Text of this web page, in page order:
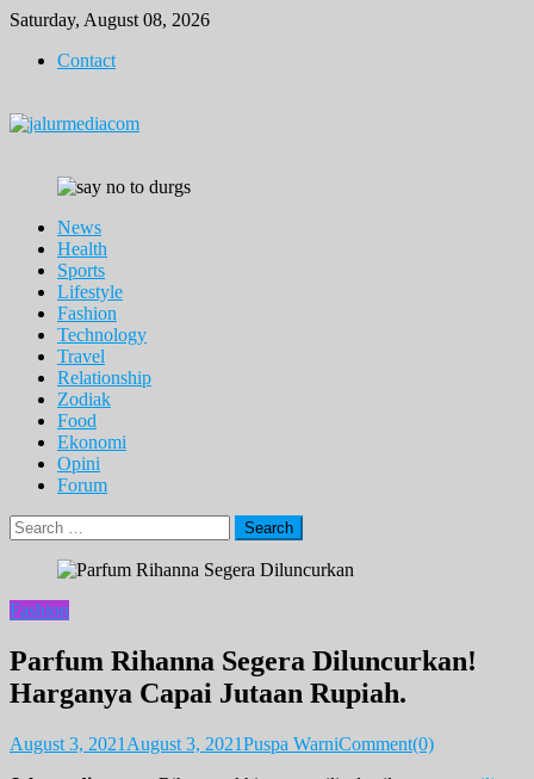
Skip
content
Saturday, August 08, 2026
Contact
News
Health
Sports
Lifestyle
Fashion
Technology
Travel
Relationship
Zodiak
Food
Ekonomi
Opini
Forum
Search
for:
Fashion
Parfum Rihanna Segera Diluncurkan!
Harganya Capai Jutaan Rupiah.
August 3, 2021 August 3, 2021Puspa WarniComment(0)